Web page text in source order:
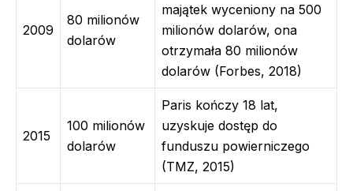
2009
80 milionów
dolarów
majątek wyceniony na 500
milionów dolarów, ona
otrzymała 80 milionów
dolarów (Forbes, 2018)
2015
100 milionów
dolarów
Paris kończy 18 lat,
uzyskuje dostęp do
funduszu powierniczego
(TMZ, 2015)